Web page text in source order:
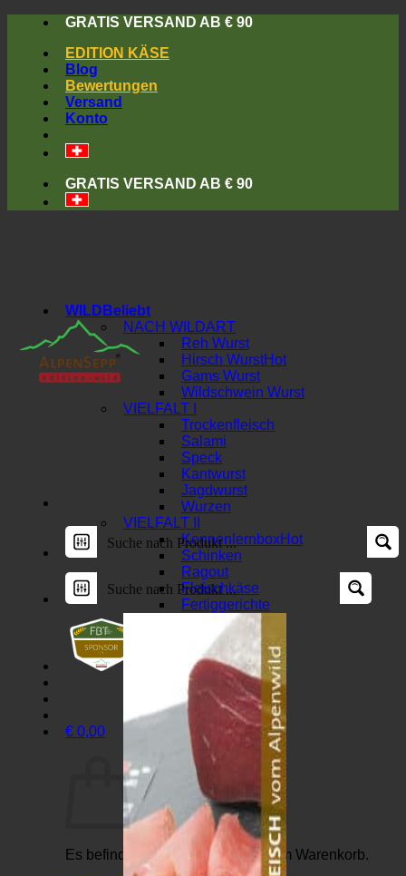
content
GRATIS VERSAND AB € 90
EDITION KÄSE
Blog
Bewertungen
Versand
Konto
GRATIS VERSAND AB € 90
€ 0,00
Es befinden sich keine Produkte im Warenkorb.
WILD
NACH WILDART
Reh Wurst
Hirsch Wurst
Gams Wurst
Wildschwein Wurst
VIELFALT I
Trockenfleisch
Salami
Speck
Kantwurst
Jagdwurst
Wurzen
VIELFALT II
Kennenlernbox
Schinken
Ragout
Fleischkäse
Fertiggerichte